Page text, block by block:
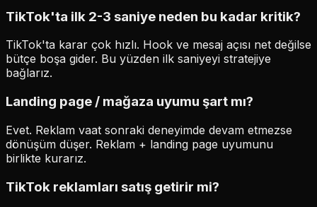
TikTok'ta ilk 2-3 saniye neden bu kadar kritik?
TikTok'ta karar çok hızlı. Hook ve mesaj açısı net değilse
bütçe boşa gider. Bu yüzden ilk saniyeyi stratejiye
bağlarız.
Landing page / mağaza uyumu şart mı?
Evet. Reklam vaat sonraki deneyimde devam etmezse
dönüşüm düşer. Reklam + landing page uyumunu
birlikte kurarız.
TikTok reklamları satış getirir mi?